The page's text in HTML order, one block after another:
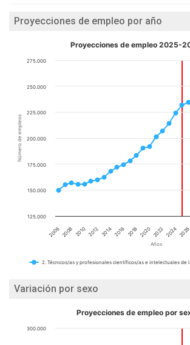
Proyecciones de empleo por año
Años
Número de empleos
Proyecciones de empleo 2025-
2. Técnicos/as y profesionales científicos/as e intelectuales de
2006 2008 2010 2012 2014 2016 2018 2020 2022 2024 2026
125.000
150.000
175.000
200.000
225.000
250.000
275.000
Variación por sexo
Proyecciones de empleo por
300.000